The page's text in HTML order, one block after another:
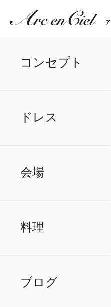
コンセプト
ドレス
会場
料理
ブログ